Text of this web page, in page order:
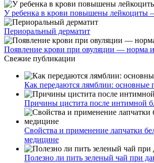
У ребенка в крови повышены лейкоциты
Периоральный дерматит
Появление крови при овуляции — норма
Свежие публикации
Как передаются лямблии: основные
Причины цистита после интимной
Свойства и применение лапчатки
медицине
Полезно ли пить зеленый чай при